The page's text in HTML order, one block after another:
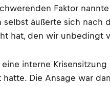
Faktor
äußerte sich
hat, den wir unbedingt
interne
Die Ansage war